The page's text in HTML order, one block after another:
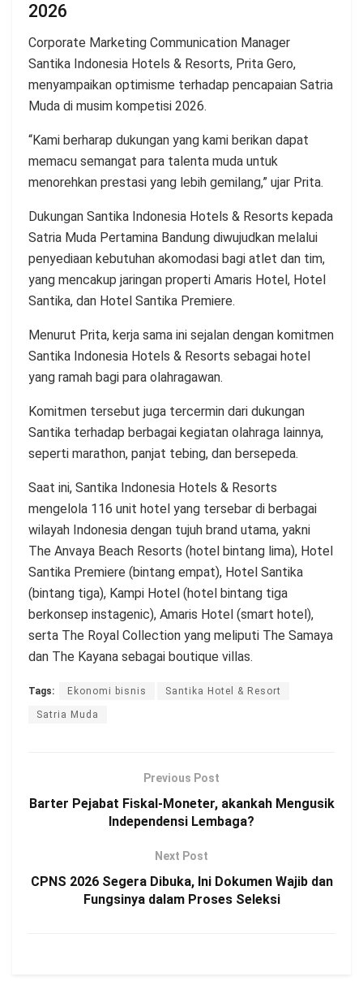
2026
Corporate Marketing Communication Manager
Santika Indonesia Hotels & Resorts, Prita Gero,
menyampaikan optimisme terhadap pencapaian Satria
Muda di musim kompetisi 2026.
“Kami berharap dukungan yang kami berikan dapat
memacu semangat para talenta muda untuk
menorehkan prestasi yang lebih gemilang,” ujar Prita.
Dukungan Santika Indonesia Hotels & Resorts kepada
Satria Muda Pertamina Bandung diwujudkan melalui
penyediaan kebutuhan akomodasi bagi atlet dan tim,
yang mencakup jaringan properti Amaris Hotel, Hotel
Santika, dan Hotel Santika Premiere.
Menurut Prita, kerja sama ini sejalan dengan komitmen
Santika Indonesia Hotels & Resorts sebagai hotel
yang ramah bagi para olahragawan.
Komitmen tersebut juga tercermin dari dukungan
Santika terhadap berbagai kegiatan olahraga lainnya,
seperti marathon, panjat tebing, dan bersepeda.
Saat ini, Santika Indonesia Hotels & Resorts
mengelola 116 unit hotel yang tersebar di berbagai
wilayah Indonesia dengan tujuh brand utama, yakni
The Anvaya Beach Resorts (hotel bintang lima), Hotel
Santika Premiere (bintang empat), Hotel Santika
(bintang tiga), Kampi Hotel (hotel bintang tiga
berkonsep instagenic), Amaris Hotel (smart hotel),
serta The Royal Collection yang meliputi The Samaya
dan The Kayana sebagai boutique villas.
Tags: Ekonomi bisnis Santika Hotel & Resort
Satria Muda
Previous Post
Barter Pejabat Fiskal-Moneter, akankah Mengusik
Independensi Lembaga?
Next Post
CPNS 2026 Segera Dibuka, Ini Dokumen Wajib dan
Fungsinya dalam Proses Seleksi